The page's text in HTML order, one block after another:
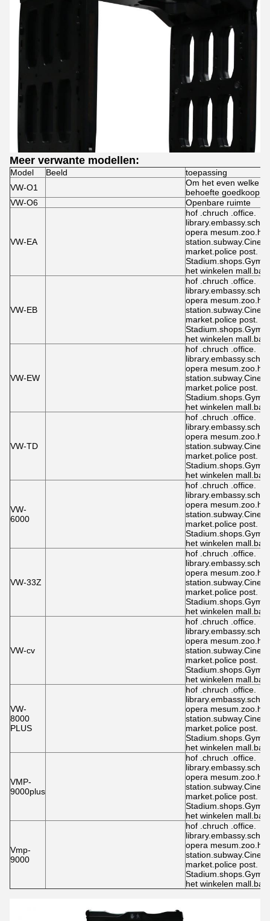
Meer verwante modellen:
Model Beeld
toepassing
VW-O1
Om het even welke
behoefte goedkoop
VW-O6
Openbare ruimte
VW-EA
hof .chruch .office.
opera
market.police post.
het winkelen
VW-EB
hof .chruch .office.
opera
market.police post.
het winkelen
VW-EW
hof .chruch .office.
opera
market.police post.
het winkelen
VW-TD
hof .chruch .office.
opera
market.police post.
het winkelen
VW-
6000
hof .chruch .office.
opera
market.police post.
het winkelen
VW-33Z
hof .chruch .office.
opera
market.police post.
het winkelen
VW-cv
hof .chruch .office.
opera
market.police post.
het winkelen
VW-
8000
PLUS
hof .chruch .office.
opera
market.police post.
het winkelen
VMP-
9000plus
hof .chruch .office.
opera
market.police post.
het winkelen
Vmp-
9000
hof .chruch .office.
opera
market.police post.
het winkelen